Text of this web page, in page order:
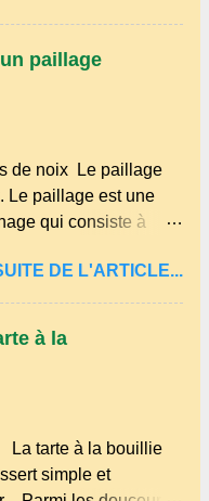
Massif central . Il
parmi les dialectes
exemple, on trouve
"agourer"
(âne, utilisé aussi
d’ Auvergne
Puy-de-Dôme . A
famille...
paillage
de noix Le paillage
Le paillage est une
qui consiste à
ou synthétiques
sa fertilité. Il
avantages : Réduction
paillage limite
qui freine la
Protection
DE L'ARTICLE...
à la
La tarte à la bouillie
simple et